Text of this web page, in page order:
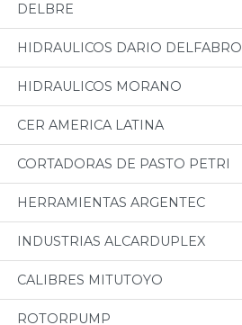
DELBRE
HIDRAULICOS DARIO DELFABRO
HIDRAULICOS MORANO
CER AMERICA LATINA
CORTADORAS DE PASTO PETRI
HERRAMIENTAS ARGENTEC
INDUSTRIAS ALCARDUPLEX
CALIBRES MITUTOYO
ROTORPUMP